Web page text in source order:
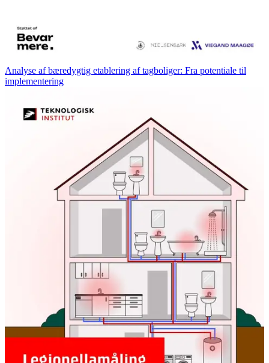
Analyse af bæredygtig etablering af tagboliger: Fra potentiale til
implementering